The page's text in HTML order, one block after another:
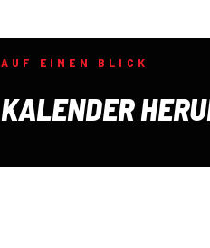
AUF EINEN BLICK
KALENDER